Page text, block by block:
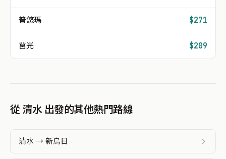
普悠瑪 $271
莒光 $209
從 清水 出發的其他熱門路線
清水 → 新烏日